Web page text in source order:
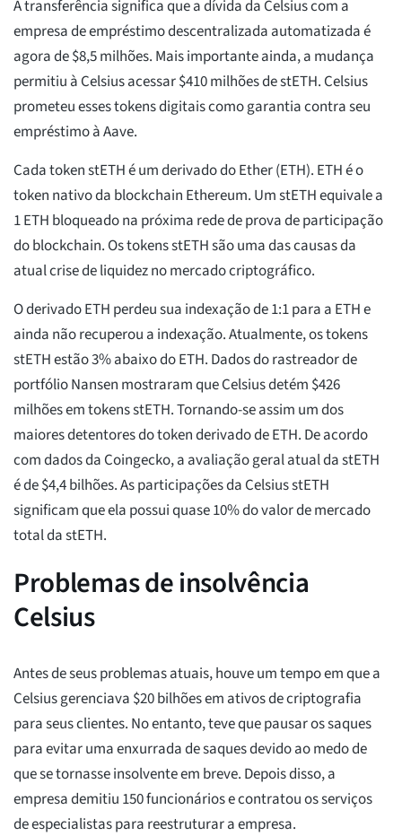
A transferência significa que a dívida da Celsius com a
empresa de empréstimo descentralizada automatizada é
agora de $8,5 milhões. Mais importante ainda, a mudança
permitiu à Celsius acessar $410 milhões de stETH. Celsius
prometeu esses tokens digitais como garantia contra seu
empréstimo à Aave.
Cada token stETH é um derivado do Ether (ETH). ETH é o
token nativo da blockchain Ethereum. Um stETH equivale a
1 ETH bloqueado na próxima rede de prova de participação
do blockchain. Os tokens stETH são uma das causas da
atual crise de liquidez no mercado criptográfico.
O derivado ETH perdeu sua indexação de 1:1 para a ETH e
ainda não recuperou a indexação. Atualmente, os tokens
stETH estão 3% abaixo do ETH. Dados do rastreador de
portfólio Nansen mostraram que Celsius detém $426
milhões em tokens stETH. Tornando-se assim um dos
maiores detentores do token derivado de ETH. De acordo
com dados da Coingecko, a avaliação geral atual da stETH
é de $4,4 bilhões. As participações da Celsius stETH
significam que ela possui quase 10% do valor de mercado
total da stETH.
Problemas de insolvência
Celsius
Antes de seus problemas atuais, houve um tempo em que a
Celsius gerenciava $20 bilhões em ativos de criptografia
para seus clientes. No entanto, teve que pausar os saques
para evitar uma enxurrada de saques devido ao medo de
que se tornasse insolvente em breve. Depois disso, a
empresa demitiu 150 funcionários e contratou os serviços
de especialistas para reestruturar a empresa.